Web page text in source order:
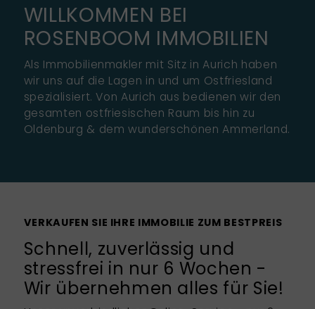
WILLKOMMEN BEI
ROSENBOOM IMMOBILIEN
Als Immobilienmakler mit Sitz in Aurich haben
wir uns auf die Lagen in und um Ostfriesland
spezialisiert. Von Aurich aus bedienen wir den
gesamten ostfriesischen Raum bis hin zu
Oldenburg & dem wunderschönen Ammerland.
VERKAUFEN SIE IHRE IMMOBILIE ZUM BESTPREIS
Schnell, zuverlässig und
stressfrei in nur 6 Wochen -
Wir übernehmen alles für Sie!